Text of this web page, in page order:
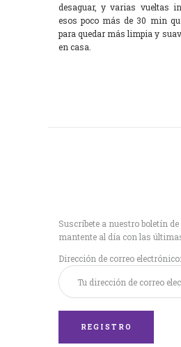
desaguar, y varias vueltas
esos poco más de 30 min
para quedar más limpia y
en casa.
Suscríbete a nuestro boletín
mantente al día con las
Dirección de correo electrónico: